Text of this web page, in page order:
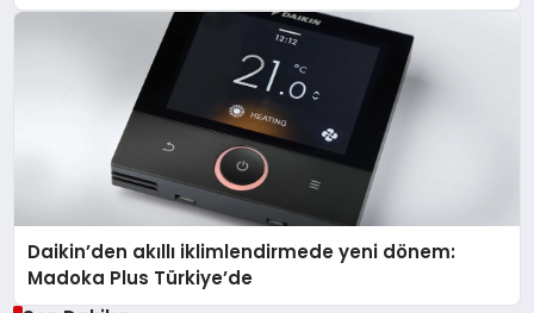
Daikin’den akıllı iklimlendirmede yeni dönem:
Madoka Plus Türkiye’de